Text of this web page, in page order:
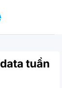
tuần